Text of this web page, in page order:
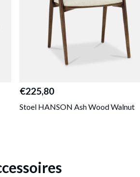
€225,80
Stoel HANSON Ash Wood Walnut